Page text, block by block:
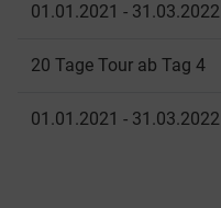
01.01.2021 - 31.03.2022
20 Tage Tour ab Tag 4
01.01.2021 - 31.03.2022